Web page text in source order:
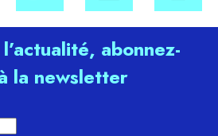
abonnez-
la newsletter